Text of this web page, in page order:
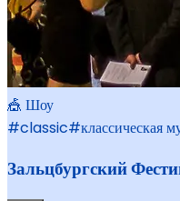
🎪 Шоу
#classic#классическая
Зальцбургский